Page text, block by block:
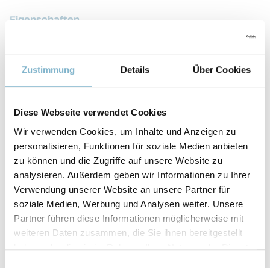
Zustimmung Details Über Cookies
Diese Webseite verwendet Cookies
Wir verwenden Cookies, um Inhalte und Anzeigen zu
personalisieren, Funktionen für soziale Medien anbieten
zu können und die Zugriffe auf unsere Website zu
analysieren. Außerdem geben wir Informationen zu Ihrer
Verwendung unserer Website an unsere Partner für
soziale Medien, Werbung und Analysen weiter. Unsere
Partner führen diese Informationen möglicherweise mit
weiteren Daten zusammen, die Sie ihnen bereitgestellt
haben oder die sie im Rahmen Ihrer Nutzung der Dienste
Eigenschaften
IZOD-KERBSCHLAGZÄHIGKEIT
20-30 J/m
WÄRMEFORMBESTÄNDIGKEIT
45-50 °C
ZUGFESTIGKEIT
40-65 N/mm²
BRUCHDEHNUNG
5-25 %